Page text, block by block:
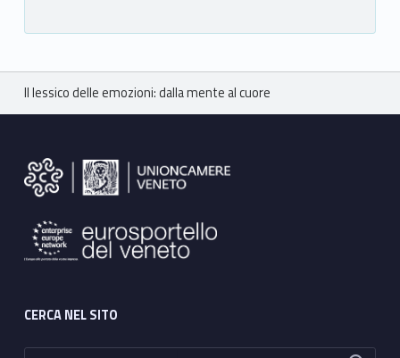
Breadcrumbs navigation
Il lessico delle emozioni: dalla mente al cuore
CERCA NEL SITO
Ricerca per: